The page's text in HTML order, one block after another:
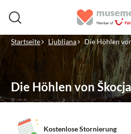
Startseite Ljubljana Die Höhlen
Die Höhlen von
Kostenlose Stornierung